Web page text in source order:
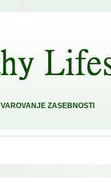
VAROVANJE ZASEBNOSTI